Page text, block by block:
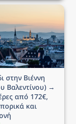
Βιέννη (Αγίου
→ 5 ημέρες
αεροπορικά
στην Βιέννη
Βαλεντίνου) →
από 172€,
και